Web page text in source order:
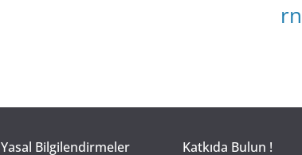
Yasal Bilgilendirmeler Katkıda Bulun !